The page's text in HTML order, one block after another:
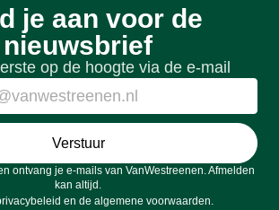
je aan voor de
nieuwsbrief
op de hoogte via de e-mail
Verstuur
ontvang je e-mails van VanWestreenen. Afmelden
kan altijd.
en de algemene voorwaarden